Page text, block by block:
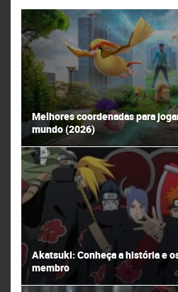
Melhores coordenadas para
mundo (2026)
Akatsuki: Conheça a história e
membro